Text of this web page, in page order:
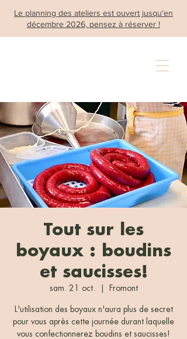
Le planning des ateliers est ouvert jusqu'en
décembre 2026, pensez à réserver !
Tout sur les
boyaux : boudins
et saucisses!
sam. 21 oct. Fromont
L'utilisation des boyaux n'aura plus de secret
pour vous après cette journée durant laquelle
vous confectionnerez boudins et saucisses!